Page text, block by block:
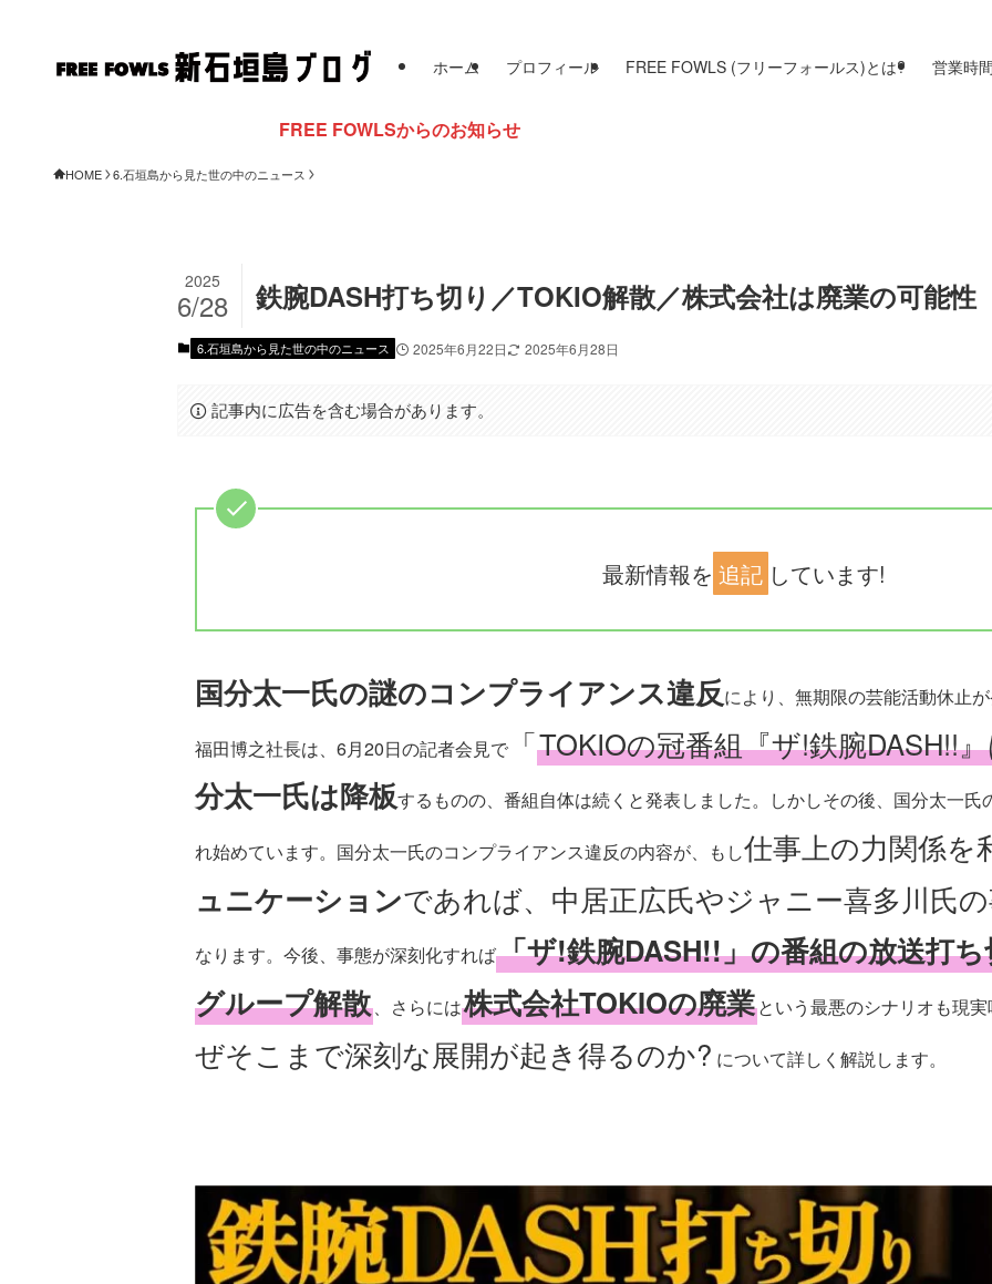
ホーム プロフィール FREE FOWLS (フリーフォールス)とは? 営業時
FREE FOWLSからのお知らせ
HOME 6.石垣島から見た世の中のニュース
鉄腕DASH打ち切り／TOKIO解散／株式会社は廃業の可能性
2025
6/28
6.石垣島から見た世の中のニュース 2025年6月22日 2025年6月28日
記事内に広告を含む場合があります。
最新情報を 追記 しています!
国分太一氏の謎のコンプライアンス違反により、無期限の芸能活動休止
福田博之社長は、6月20日の記者会見で 「TOKIOの冠番組『ザ!鉄腕DASH!!
分太一氏は降板するものの、番組自体は続くと発表しました。しかしその後、国分太一
れ始めています。国分太一氏のコンプライアンス違反の内容が、もし仕事上の力関係を
ュニケーションであれば、中居正広氏やジャニー喜多川氏
なります。今後、事態が深刻化すれば「ザ!鉄腕DASH!!」の番組の放送打
グループ解散、さらには株式会社TOKIOの廃業という最悪のシナリオも現
ぜそこまで深刻な展開が起き得るのか? について詳しく解説します。